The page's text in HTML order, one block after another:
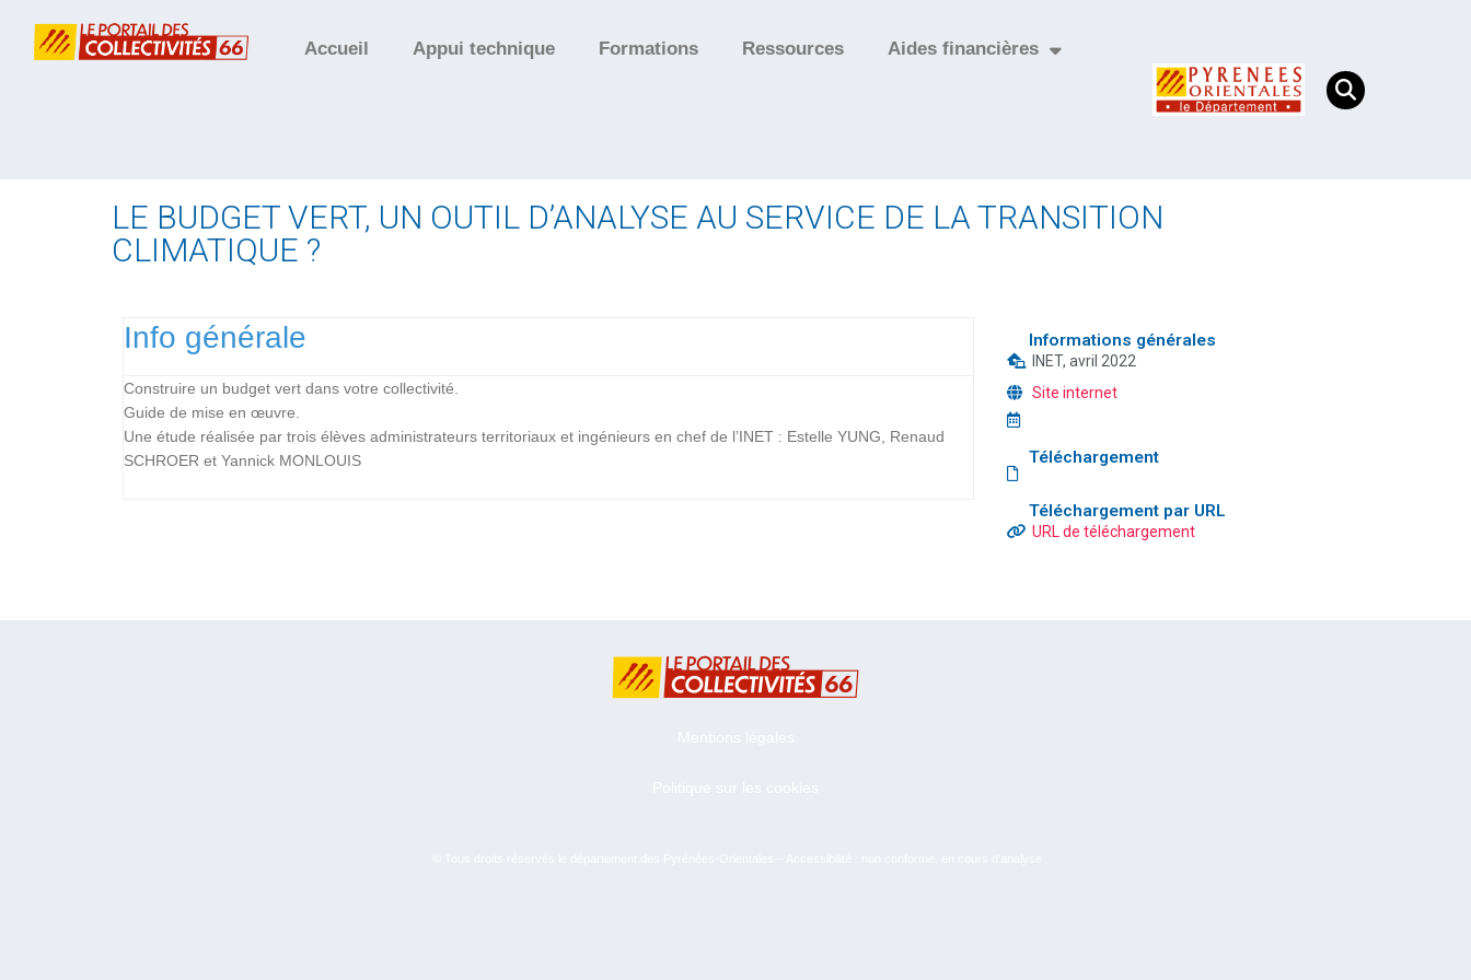
Accueil Appui technique Formations Ressources Aides financières
LE BUDGET VERT, UN OUTIL D’ANALYSE AU SERVICE DE LA TRANSITION
CLIMATIQUE ?
Info générale
Construire un budget vert dans votre collectivité.
Guide de mise en œuvre.
Une étude réalisée par trois élèves administrateurs territoriaux et ingénieurs en chef de l’INET : Estelle YUNG, Renaud
SCHROER et Yannick MONLOUIS
Informations générales
INET, avril 2022
Site internet
Téléchargement
Téléchargement par URL
URL de téléchargement